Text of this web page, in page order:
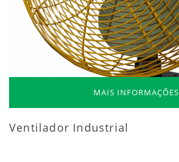
MAIS INFORMAÇÕES
Ventilador Industrial